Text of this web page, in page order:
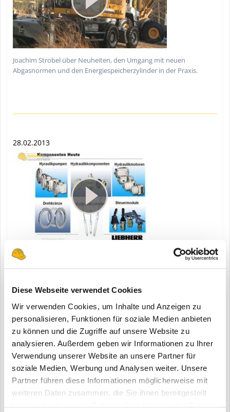
Diese Webseite verwendet Cookies
Wir verwenden Cookies, um Inhalte und Anzeigen zu
personalisieren, Funktionen für soziale Medien anbieten
zu können und die Zugriffe auf unsere Website zu
analysieren. Außerdem geben wir Informationen zu Ihrer
Verwendung unserer Website an unsere Partner für
soziale Medien, Werbung und Analysen weiter. Unsere
Partner führen diese Informationen möglicherweise mit
weiteren Daten zusammen, die Sie ihnen bereitgestellt
Joachim Strobel über Neuheiten, den Umgang mit neuen
Abgasnormen und den Energiespeicherzylinder in der Praxis.
28.02.2013
Joachim Strobel stellt in seinem Vortrag dar, wie wichtig es für
einen Baumaschinenhersteller ist, selbst Komponenten zu
10.05.2010